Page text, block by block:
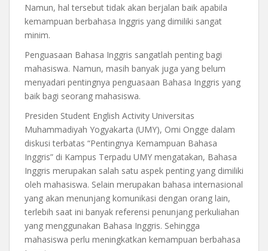
Namun, hal tersebut tidak akan berjalan baik apabila
kemampuan berbahasa Inggris yang dimiliki sangat
minim.
Penguasaan Bahasa Inggris sangatlah penting bagi
mahasiswa. Namun, masih banyak juga yang belum
menyadari pentingnya penguasaan Bahasa Inggris yang
baik bagi seorang mahasiswa.
Presiden Student English Activity Universitas
Muhammadiyah Yogyakarta (UMY), Omi Ongge dalam
diskusi terbatas “Pentingnya Kemampuan Bahasa
Inggris” di Kampus Terpadu UMY mengatakan, Bahasa
Inggris merupakan salah satu aspek penting yang dimiliki
oleh mahasiswa. Selain merupakan bahasa internasional
yang akan menunjang komunikasi dengan orang lain,
terlebih saat ini banyak referensi penunjang perkuliahan
yang menggunakan Bahasa Inggris. Sehingga
mahasiswa perlu meningkatkan kemampuan berbahasa